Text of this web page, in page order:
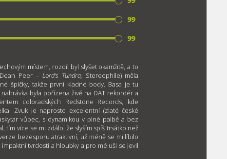
99
99
místem, rozdíl byl slyšet okamžitě, a to
Peer –Lord’s Tundra, Stereophile) měla
špičky, takže první kladné body. Basa je tu
byla pořízena živě na DAT rekordér a
coloradských Redstone Records, kde
Zvuk je naprosto excelentní (zlaté české
vůbec, s dynamikou v plné palbě a bez
tím více se mi zdálo, že slyším spíš trsátko než
bezesporu atraktivní, už méně se mi líbilo
tvrdosti a hloubky a pro mé uši se jevil